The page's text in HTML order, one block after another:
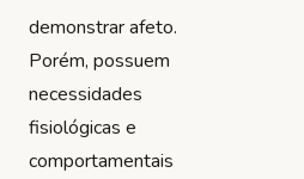
demonstrar afeto.
Porém, possuem
necessidades
fisiológicas e
comportamentais